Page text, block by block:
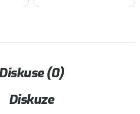
(0)
Diskuze